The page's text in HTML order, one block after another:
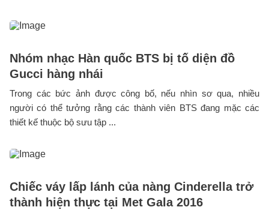
Nhóm nhạc Hàn quốc BTS bị tố diện đồ
Gucci hàng nhái
Trong các bức ảnh được công bố, nếu nhìn sơ qua, nhiều
người có thể tưởng rằng các thành viên BTS đang mặc các
thiết kế thuộc bộ sưu tập ...
Chiếc váy lấp lánh của nàng Cinderella trở
thành hiện thực tại Met Gala 2016